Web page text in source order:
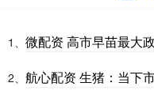
1、 微配资 高市早苗最大
2、 航心配资 生猪：当下